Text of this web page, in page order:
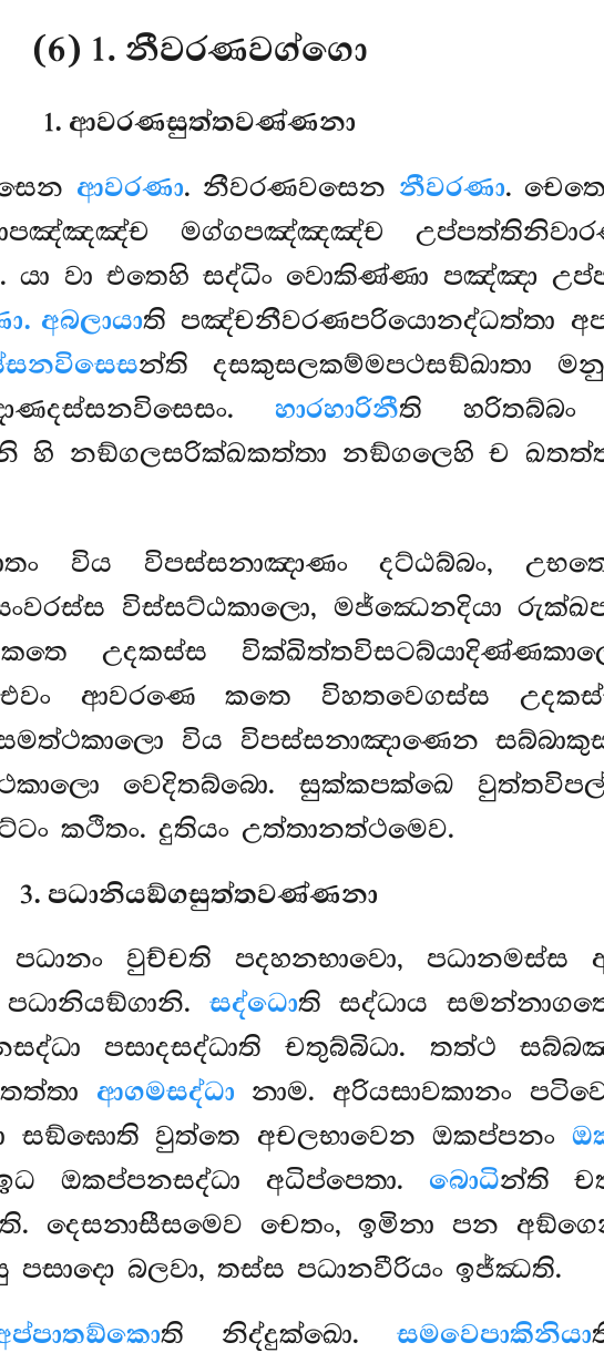
(6) 1. නීවරණවග්ගො
1. ආවරණසුත්තවණ්ණනා
ආවරණා. නීවරණවසෙන නීවරණා.
මග්ගපඤ්ඤඤ්ච
. යා වා එතෙහි සද්ධිං වොකිණ්ණා පඤ්ඤා
අබලායාති පඤ්චනීවරණපරියොනද්ධත්තා
න්ති දසකුසලකම්මපථසඞ්ඛාතා
හාරහාරිනීති හරිතබ්බං
හි නඞ්ගලසරික්ඛකත්තා නඞ්ගලෙහි ච
විය විපස්සනාඤාණං දට්ඨබ්බං,
විස්සට්ඨකාලො, මජ්ඣෙනදියා
උදකස්ස
ආවරණෙ කතෙ විහතවෙගස්ස
විය විපස්සනාඤාණෙන
වෙදිතබ්බො. සුක්කපක්ඛෙ
කථිතං. දුතියං උත්තානත්ථමෙව.
3. පධානියඞ්ගසුත්තවණ්ණනා
වුච්චති පදහනභාවො, පධානමස්ස
සද්ධොති සද්ධාය
පසාදසද්ධාති චතුබ්බිධා. තත්ථ
ආගමසද්ධා නාම. අරියසාවකානං
සඞ්ඝොති වුත්තෙ අචලභාවෙන ඔකප්පනං
ඔකප්පනසද්ධා අධිප්පෙතා. බොධින්ති
දෙසනාසීසමෙව චෙතං, ඉමිනා පන
පසාදො බලවා, තස්ස පධානවීරියං ඉජ්ඣති.
ති නිද්දුක්ඛො.සමවෙපාකිනියා